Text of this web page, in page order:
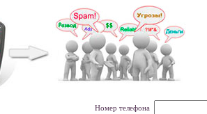
Номер телефона